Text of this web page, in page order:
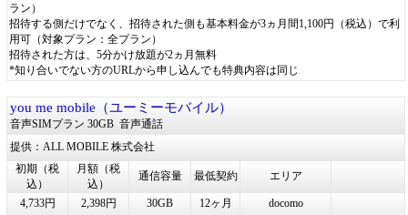
ラン）
招待する側だけでなく、招待された側も基本料金が3ヵ月間1,100円（税込）で利
用可（対象プラン：全プラン）
招待された方は、5分かけ放題が2ヵ月無料
*知り合いでない方のURLから申し込んでも特典内容は同じ
you me mobile（ユーミーモバイル）
音声SIMプラン 30GB 音声通話
提供：ALL MOBILE 株式会社
初期（税
込）
月額（税
込）
通信容量 最低契約 エリア
4,733円 2,398円 30GB 12ヶ月
docomo